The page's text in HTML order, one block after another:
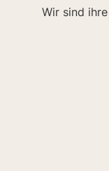
Wir sind